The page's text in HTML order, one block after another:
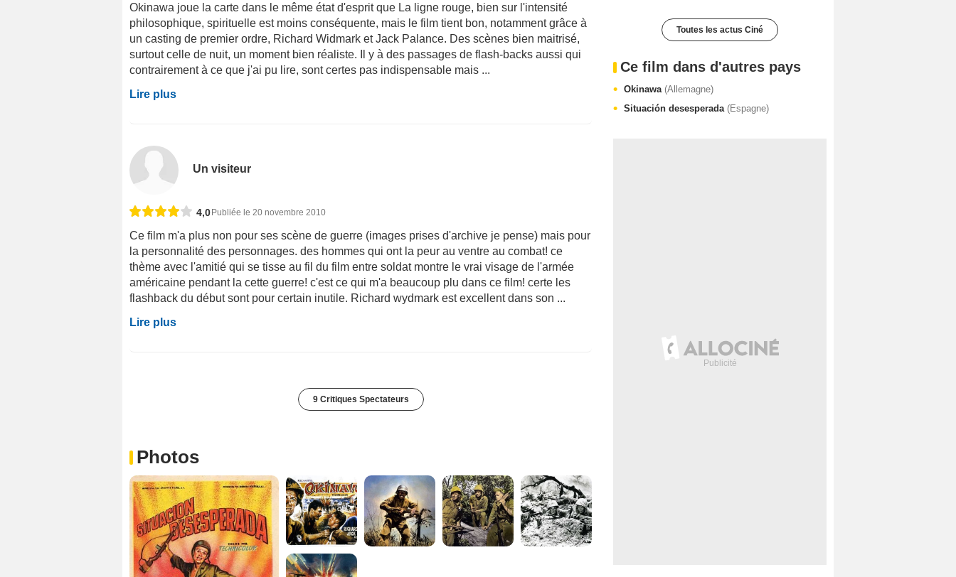
Okinawa joue la carte dans le même état d'esprit que La ligne rouge, bien sur l'intensité
philosophique, spirituelle est moins conséquente, mais le film tient bon, notamment grâce à
un casting de premier ordre, Richard Widmark et Jack Palance. Des scènes bien maitrisé,
surtout celle de nuit, un moment bien réaliste. Il y à des passages de flash-backs aussi qui
contrairement à ce que j'ai pu lire, sont certes pas indispensable mais ...
Lire plus
Un visiteur
4,0 Publiée le 20 novembre 2010
Ce film m'a plus non pour ses scène de guerre (images prises d'archive je pense) mais pour
la personnalité des personnages. des hommes qui ont la peur au ventre au combat! ce
thème avec l'amitié qui se tisse au fil du film entre soldat montre le vrai visage de l'armée
américaine pendant la cette guerre! c'est ce qui m'a beaucoup plu dans ce film! certe les
flashback du début sont pour certain inutile. Richard wydmark est excellent dans son ...
Lire plus
9 Critiques Spectateurs
Photos
Toutes les actus Ciné
Ce film dans d'autres pays
Okinawa (Allemagne)
Situación desesperada (Espagne)